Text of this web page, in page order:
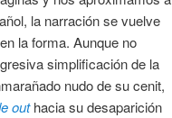
la narración se vuelve
la forma. Aunque no
simplificación de la
nudo de su cenit,
outhacia su desaparición